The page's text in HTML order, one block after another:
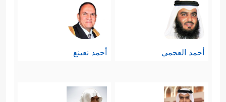
أحمد العجمي أحمد نعينع